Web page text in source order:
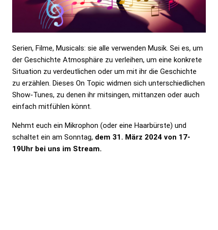
Serien, Filme, Musicals: sie alle verwenden Musik. Sei es, um
der Geschichte Atmosphäre zu verleihen, um eine konkrete
Situation zu verdeutlichen oder um mit ihr die Geschichte
zu erzählen. Dieses On Topic widmen sich unterschiedlichen
Show-Tunes, zu denen ihr mitsingen, mittanzen oder auch
einfach mitfühlen könnt.
Nehmt euch ein Mikrophon (oder eine Haarbürste) und
schaltet ein am Sonntag, dem 31. März 2024 von 17-
19Uhr bei uns im Stream.